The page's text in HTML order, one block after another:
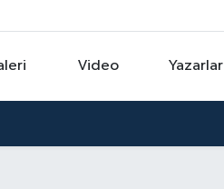
Video Yazarlar